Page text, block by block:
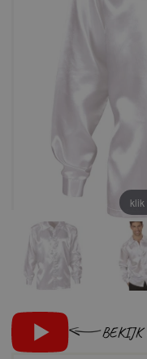
BEKIJK